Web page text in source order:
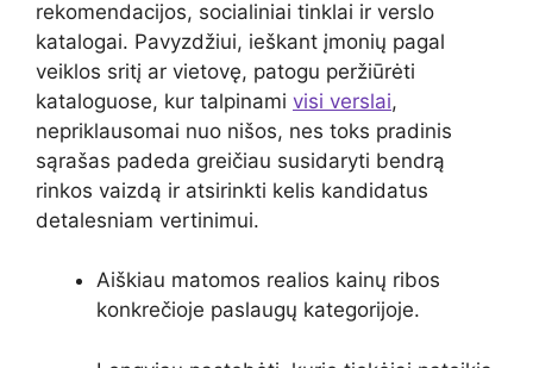
rekomendacijos, socialiniai tinklai ir verslo
katalogai. Pavyzdžiui, ieškant įmonių pagal
veiklos sritį ar vietovę, patogu peržiūrėti
kataloguose, kur talpinami visi verslai,
nepriklausomai nuo nišos, nes toks pradinis
sąrašas padeda greičiau susidaryti bendrą
rinkos vaizdą ir atsirinkti kelis kandidatus
detalesniam vertinimui.
Aiškiau matomos realios kainų ribos
konkrečioje paslaugų kategorijoje.